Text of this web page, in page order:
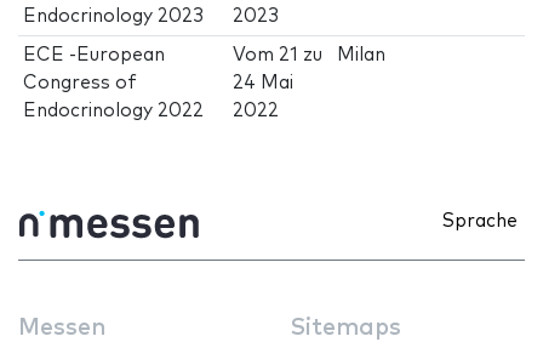
Endocrinology 2023
2023
ECE -European
Congress of
Endocrinology 2022
Vom 21 zu
24 Mai
2022
Milan
Sprache
Messen Sitemaps